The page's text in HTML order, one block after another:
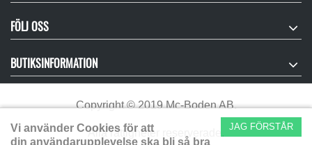
FÖLJ OSS
BUTIKSINFORMATION
Copyright©2019 Mc-Boden AB.
Alla rättigheter reserverade.
JAG FÖRSTÅR
Vi använder Cookies för att
din användarupplevelse ska bli så bra